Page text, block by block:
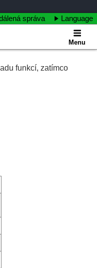
správa Language
Menu
funkcí, zatímco